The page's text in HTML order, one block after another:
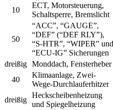
10
ECT, Motorsteuerung,
Schaltsperre, Bremslicht
50
“ACC”, “GAUGE”,
“DEF” (“DEF RLY”),
“S-HTR”, “WIPER” und
“ECU-IG” Sicherungen
dreißig Monddach, Fensterheber
40
Klimaanlage, Zwei-
Wege-Durchlauferhitzer
dreißig
Heckscheibenheizung
und Spiegelheizung